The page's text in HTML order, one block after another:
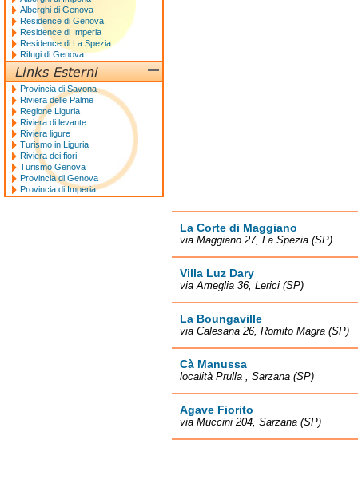
La Corte di Maggiano
via Maggiano 27, La Spezia (SP)
Villa Luz Dary
via Ameglia 36, Lerici (SP)
La Boungaville
via Calesana 26, Romito Magra (SP)
Cà Manussa
località Prulla , Sarzana (SP)
Agave Fiorito
via Muccini 204, Sarzana (SP)
Alberghi di Genova
Residence di Genova
Residence di Imperia
Residence di La Spezia
Rifugi di Genova
Provincia di Savona
Riviera delle Palme
Regione Liguria
Riviera di levante
Riviera ligure
Turismo in Liguria
Riviera dei fiori
Turismo Genova
Provincia di Genova
Provincia di Imperia